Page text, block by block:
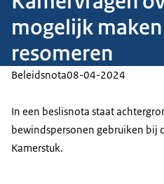
mogelijk
resomeren
Beleidsnota08-04-2024
In een beslisnota staat
bewindspersonen gebruiken bij
Kamerstuk.